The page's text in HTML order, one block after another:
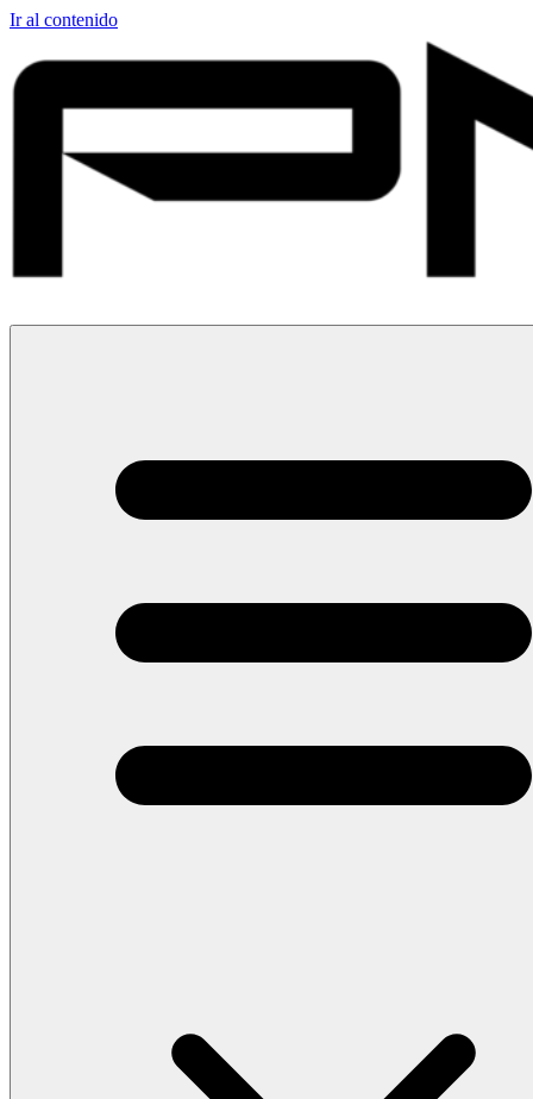
Ir al contenido